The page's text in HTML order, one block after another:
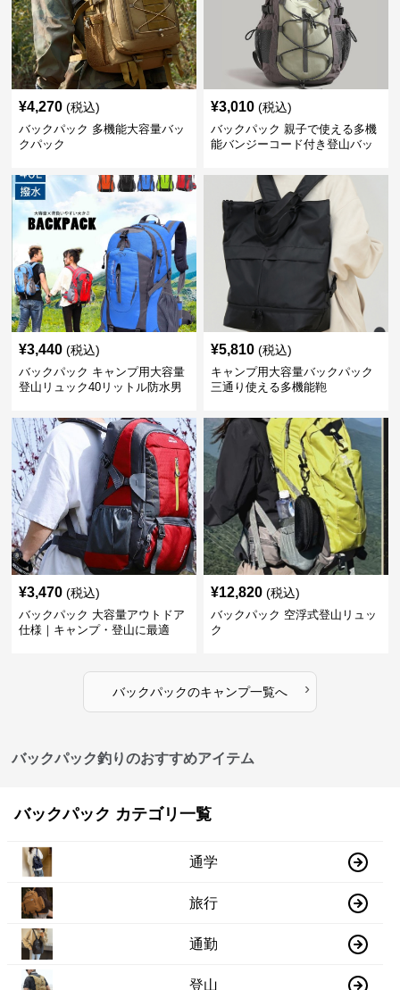
¥4,270 (税込)
バックパック 多機能大容量バッ
クパック
¥3,010 (税込)
バックパック 親子で使える多機
能バンジーコード付き登山バッ
¥3,440 (税込)
バックパック キャンプ用大容量
登山リュック40リットル防水男
¥5,810 (税込)
キャンプ用大容量バックパック
三通り使える多機能鞄
¥3,470 (税込)
バックパック 大容量アウトドア
仕様｜キャンプ・登山に最適
¥12,820 (税込)
バックパック 空浮式登山リュッ
ク
バックパックのキャンプ一覧へ ›
バックパック釣りのおすすめアイテム
バックパック カテゴリ一覧
通学
旅行
通勤
登山